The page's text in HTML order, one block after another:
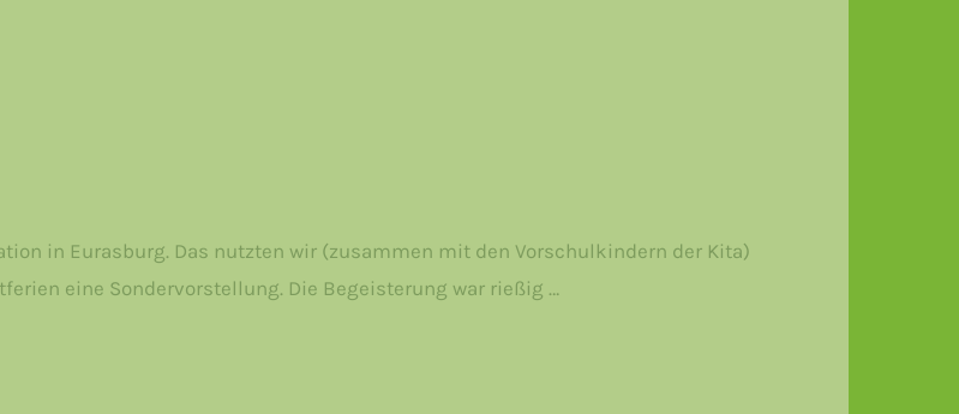
in Eurasburg. Das nutzten wir (zusammen mit den Vorschulkindern der Kita)
eine Sondervorstellung. Die Begeisterung war rießig …